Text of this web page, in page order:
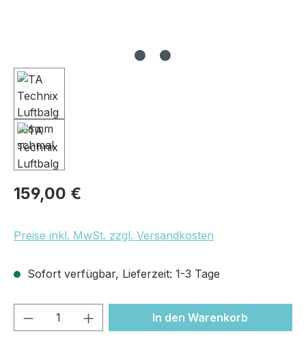
Regulärer Preis:
159,00 €
Preise inkl. MwSt. zzgl. Versandkosten
Sofort verfügbar, Lieferzeit: 1-3 Tage
Produkt Anzahl: Gib denIn den Warenkorb